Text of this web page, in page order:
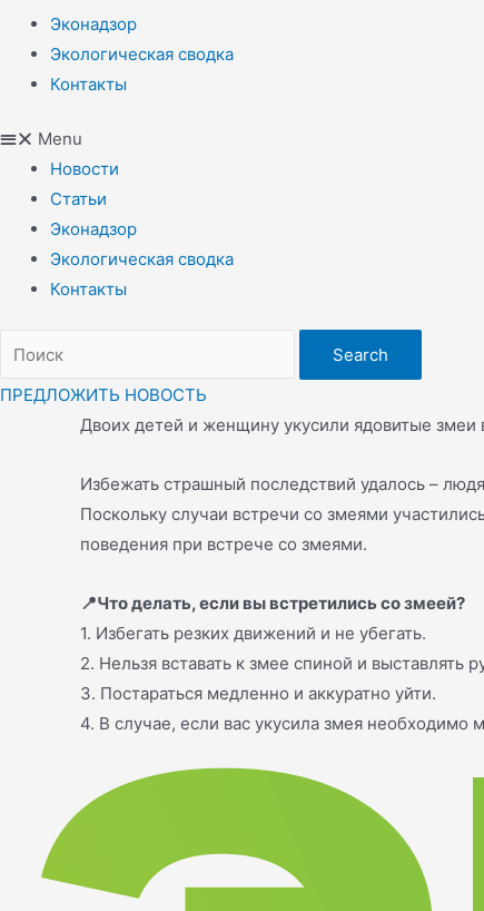
Эконадзор
Экологическая сводка
Контакты
Menu
Новости
Статьи
Эконадзор
Экологическая сводка
Контакты
Search
ПРЕДЛОЖИТЬ НОВОСТЬ
Двоих детей и женщину укусили ядовитые змеи
Избежать страшный последствий удалось –
Поскольку случаи встречи со змеями
поведения при встрече со змеями.
📍Что делать, если вы встретились со змеей?
1. Избегать резких движений и не убегать.
2. Нельзя вставать к змее спиной и выставлять
3. Постараться медленно и аккуратно уйти.
4. В случае, если вас укусила змея